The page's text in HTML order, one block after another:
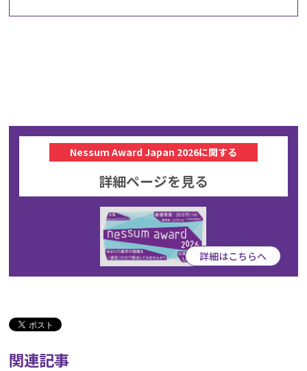
Nessum Award Japan 2026に関する
詳細ページを見る
詳細はこちらへ
関連記事